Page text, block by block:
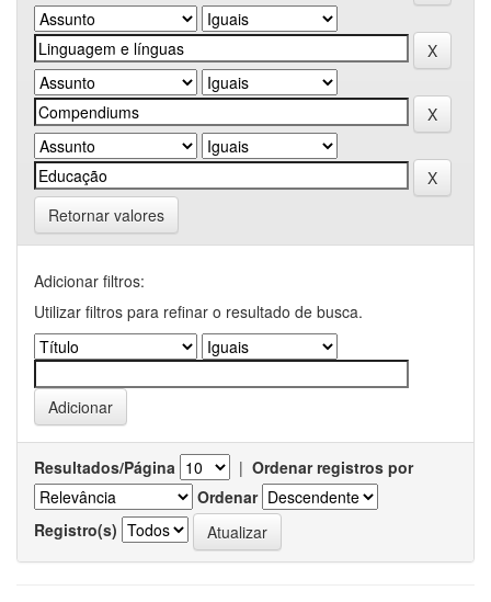
Retornar valores
Adicionar filtros:
Utilizar filtros para refinar o resultado de busca.
Resultados/Página | Ordenar registros por
Ordenar
Registro(s)